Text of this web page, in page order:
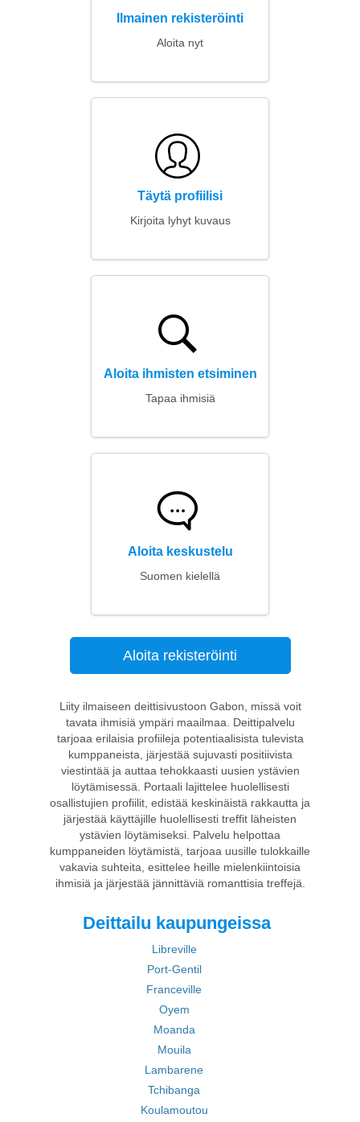
Ilmainen rekisteröinti
Aloita nyt
Täytä profiilisi
Kirjoita lyhyt kuvaus
Aloita ihmisten etsiminen
Tapaa ihmisiä
Aloita keskustelu
Suomen kielellä
Aloita rekisteröinti
Liity ilmaiseen deittisivustoon Gabon, missä voit
tavata ihmisiä ympäri maailmaa. Deittipalvelu
tarjoaa erilaisia profiileja potentiaalisista tulevista
kumppaneista, järjestää sujuvasti positiivista
viestintää ja auttaa tehokkaasti uusien ystävien
löytämisessä. Portaali lajittelee huolellisesti
osallistujien profiilit, edistää keskinäistä rakkautta ja
järjestää käyttäjille huolellisesti treffit läheisten
ystävien löytämiseksi. Palvelu helpottaa
kumppaneiden löytämistä, tarjoaa uusille tulokkaille
vakavia suhteita, esittelee heille mielenkiintoisia
ihmisiä ja järjestää jännittäviä romanttisia treffejä.
Deittailu kaupungeissa
Libreville
Port-Gentil
Franceville
Oyem
Moanda
Mouila
Lambarene
Tchibanga
Koulamoutou